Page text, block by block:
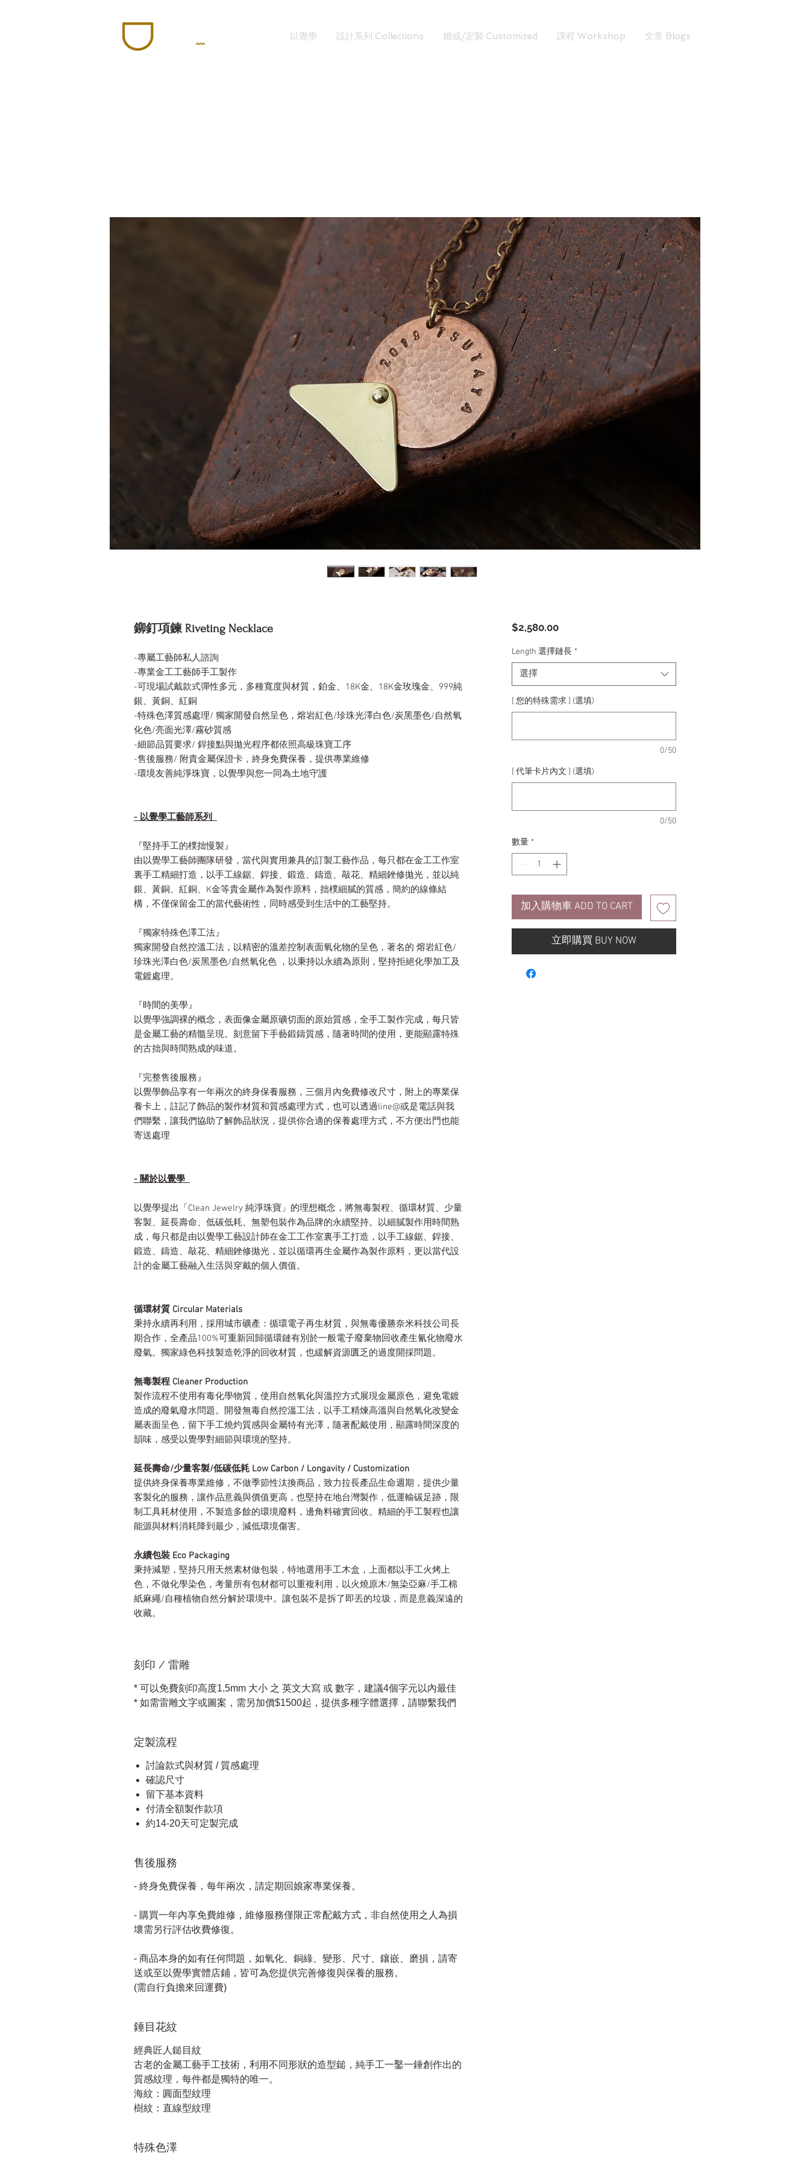
以覺學 設計系列 Collections 婚戒/定製 Customized 課程 Workshop 文章 Blogs
鉚釘項鍊 Riveting Necklace
-專屬工藝師私人諮詢
-專業金工工藝師手工製作
-可現場試戴款式彈性多元，多種寬度與材質，鉑金、18K金、18K金玫瑰金、999純
銀、黃銅、紅銅
-特殊色澤質感處理/ 獨家開發自然呈色，熔岩紅色/珍珠光澤白色/炭黑墨色/自然氧
化色/亮面光澤/霧砂質感
-細節品質要求/ 銲接點與拋光程序都依照高級珠寶工序
-售後服務/ 附貴金屬保證卡，終身免費保養，提供專業維修
-環境友善純淨珠寶，以覺學與您一同為土地守護
- 以覺學工藝師系列
『堅持手工的樸拙慢製』
由以覺學工藝師團隊研發，當代與實用兼具的訂製工藝作品，每只都在金工工作室
裏手工精細打造，以手工線鋸、銲接、鍛造、鑄造、敲花、精細銼修拋光，並以純
銀、黃銅、紅銅、K金等貴金屬作為製作原料，拙樸細膩的質感，簡約的線條結
構，不僅保留金工的當代藝術性，同時感受到生活中的工藝堅持。
『獨家特殊色澤工法』
獨家開發自然控溫工法，以精密的溫差控制表面氧化物的呈色，著名的 熔岩紅色/
珍珠光澤白色/炭黑墨色/自然氧化色 ，以秉持以永續為原則，堅持拒絕化學加工及
電鍍處理。
『時間的美學』
以覺學強調裸的概念，表面像金屬原礦切面的原始質感，全手工製作完成，每只皆
是金屬工藝的精髓呈現。刻意留下手藝鍛鑄質感，隨著時間的使用，更能顯露特殊
的古拙與時間熟成的味道。
『完整售後服務』
以覺學飾品享有一年兩次的終身保養服務，三個月內免費修改尺寸，附上的專業保
養卡上，註記了飾品的製作材質和質感處理方式，也可以透過line@或是電話與我
們聯繫，讓我們協助了解飾品狀況，提供你合適的保養處理方式，不方便出門也能
寄送處理
- 關於以覺學
以覺學提出「Clean Jewelry 純淨珠寶」的理想概念，將無毒製程、循環材質、少量
客製、延長壽命、低碳低耗、無塑包裝作為品牌的永續堅持。以細膩製作用時間熟
成，每只都是由以覺學工藝設計師在金工工作室裏手工打造，以手工線鋸、銲接、
鍛造、鑄造、敲花、精細銼修拋光，並以循環再生金屬作為製作原料，更以當代設
計的金屬工藝融入生活與穿戴的個人價值。
循環材質 Circular Materials
秉持永續再利用，採用城市礦產：循環電子再生材質，與無毒優勝奈米科技公司長
期合作，全產品100%可重新回歸循環鏈有別於一般電子廢棄物回收產生氰化物廢水
廢氣。獨家綠色科技製造乾淨的回收材質，也緩解資源匱乏的過度開採問題。
無毒製程 Cleaner Production
製作流程不使用有毒化學物質，使用自然氧化與溫控方式展現金屬原色，避免電鍍
造成的廢氣廢水問題。開發無毒自然控溫工法，以手工精煉高溫與自然氧化改變金
屬表面呈色，留下手工燒灼質感與金屬特有光澤，隨著配戴使用，顯露時間深度的
韻味，感受以覺學對細節與環境的堅持。
延長壽命/少量客製/低碳低耗 Low Carbon / Longavity / Customization
提供終身保養專業維修，不做季節性汰換商品，致力拉長產品生命週期，提供少量
客製化的服務，讓作品意義與價值更高，也堅持在地台灣製作，低運輸碳足跡，限
制工具耗材使用，不製造多餘的環境廢料，邊角料確實回收。精細的手工製程也讓
能源與材料消耗降到最少，減低環境傷害。
永續包裝 Eco Packaging
秉持減塑，堅持只用天然素材做包裝，特地選用手工木盒，上面都以手工火烤上
色，不做化學染色，考量所有包材都可以重複利用，以火燒原木/無染亞麻/手工棉
紙麻繩/自種植物自然分解於環境中。讓包裝不是拆了即丟的垃圾，而是意義深遠的
收藏。
刻印 / 雷雕
* 可以免費刻印高度1.5mm 大小 之 英文大寫 或 數字，建議4個字元以內最佳
* 如需雷雕文字或圖案，需另加價$1500起，提供多種字體選擇，請聯繫我們
定製流程
討論款式與材質 / 質感處理
確認尺寸
留下基本資料
付清全額製作款項
約14-20天可定製完成
售後服務
- 終身免費保養，每年兩次，請定期回娘家專業保養。
- 購買一年內享免費維修，維修服務僅限正常配戴方式，非自然使用之人為損
壞需另行評估收費修復。
- 商品本身的如有任何問題，如氧化、銅綠、變形、尺寸、鑲嵌、磨損，請寄
送或至以覺學實體店鋪，皆可為您提供完善修復與保養的服務。
(需自行負擔來回運費)
錘目花紋
經典匠人鎚目紋
古老的金屬工藝手工技術，利用不同形狀的造型鎚，純手工一鑿一錘創作出的
質感紋理，每件都是獨特的唯一。
海紋：圓面型紋理
樹紋：直線型紋理
特殊色澤
$2,580.00價
Length 選擇鏈長 *
選擇
[ 您的特殊需求 ] (選填)
0/50
[ 代筆卡片內文 ] (選填)
0/50
數量 *
加入購物車 ADD TO CART
立即購買 BUY NOW